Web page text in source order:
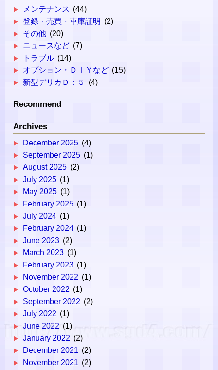
メンテナンス (44)
登録・売買・車庫証明 (2)
その他 (20)
ニュースなど (7)
トラブル (14)
オプション・ＤＩＹなど (15)
新型デリカＤ：５
(4)
Recommend
Archives
December 2025 (4)
September 2025 (1)
August 2025 (2)
July 2025 (1)
May 2025 (1)
February 2025 (1)
July 2024 (1)
February 2024 (1)
June 2023 (2)
March 2023 (1)
February 2023 (1)
November 2022 (1)
October 2022 (1)
September 2022 (2)
July 2022 (1)
June 2022 (1)
January 2022 (2)
December 2021 (2)
November 2021 (2)